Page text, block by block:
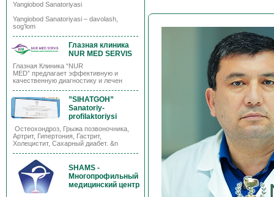
Yangiobod Sanatoriyasi
Yangiobod Sanatoriyasi – davolash,
sog’lom
Глазная клиника
NUR MED SERVIS
Глазная Клиника “NUR
MED” предлагает эффективную и
качественную диагностику и лечен
”SIHATGOH”
Sanatoriy-
profilaktoriysi
Остеохондроз, Грыжа позвоночника,
Артрит, Гипертония, Гастрит,
Холецистит, Сахарный диабет. &n
SHAMS -
Многопрофильный
медицинский центр